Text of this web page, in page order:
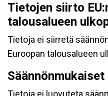
Tietojen siirto
talousalueen
Tietoja ei siirretä
Euroopan talousalueen
Tietoja ei luovuteta